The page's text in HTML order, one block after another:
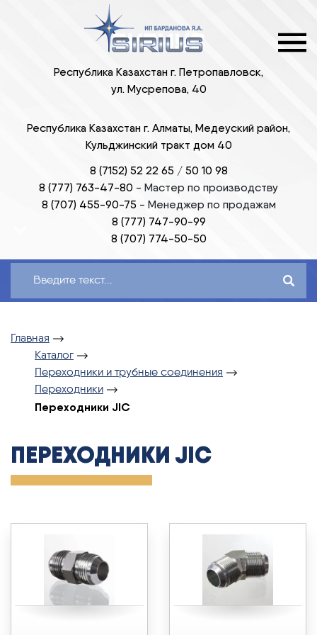
Республика Казахстан г. Петропавловск,
ул. Мусрепова, 40
Республика Казахстан г. Алматы, Медеуский район,
Кульджинский тракт дом 40
8 (7152) 52 22 65 / 50 10 98
8 (777) 763-47-80 - Мастер по производству
8 (707) 455-90-75 - Менеджер по продажам
8 (777) 747-90-99
8 (707) 774-50-50
Главная
Каталог
Переходники и трубные соединения
Переходники
Переходники JIC
ПЕРЕХОДНИКИ JIC